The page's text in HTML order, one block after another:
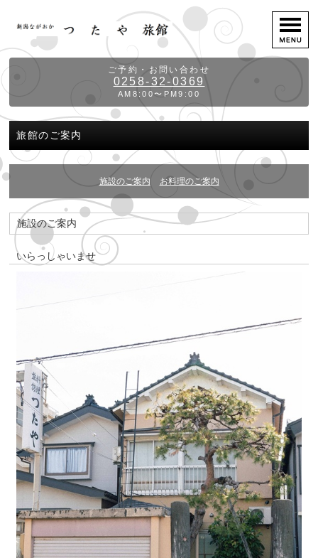
ご予約・お問い合わせ
0258-32-0369
AM8:00〜PM9:00
旅館のご案内
施設のご案内 お料理のご案内
施設のご案内
いらっしゃいませ